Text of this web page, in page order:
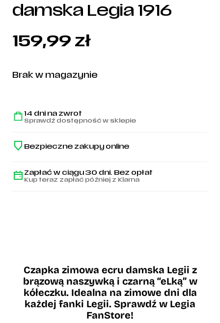
damska Legia 1916
159,99 zł
Brak w magazynie
14 dni na zwrot
Sprawdź dostępność w sklepie
Bezpieczne zakupy online
Zapłać w ciągu 30 dni. Bez opłat
Kup teraz zapłać później z Klarna
Czapka zimowa ecru damska Legii z
brązową naszywką i czarną “eLką” w
kółeczku. Idealna na zimowe dni dla
każdej fanki Legii. Sprawdź w Legia
FanStore!